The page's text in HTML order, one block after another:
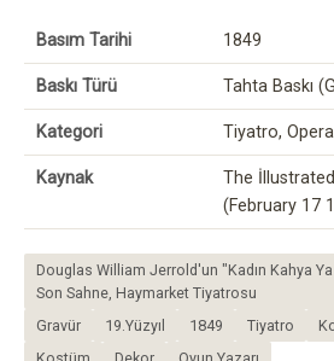
Basım Tarihi 1849
Baskı Türü Tahta Baskı
Kategori Tiyatro,
Kaynak
The
(February 17
Douglas William Jerrold'un "Kadın Kahya
Son Sahne, Haymarket Tiyatrosu
Gravür
19.Yüzyıl 1849 Tiyatro